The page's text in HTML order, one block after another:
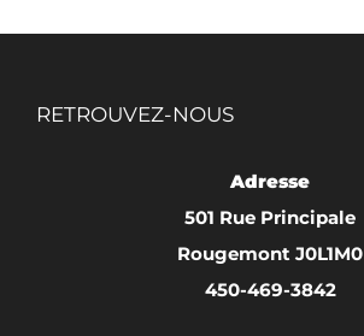
RETROUVEZ-NOUS
Adresse
501 Rue Principale
Rougemont J0L1M0
450-469-3842